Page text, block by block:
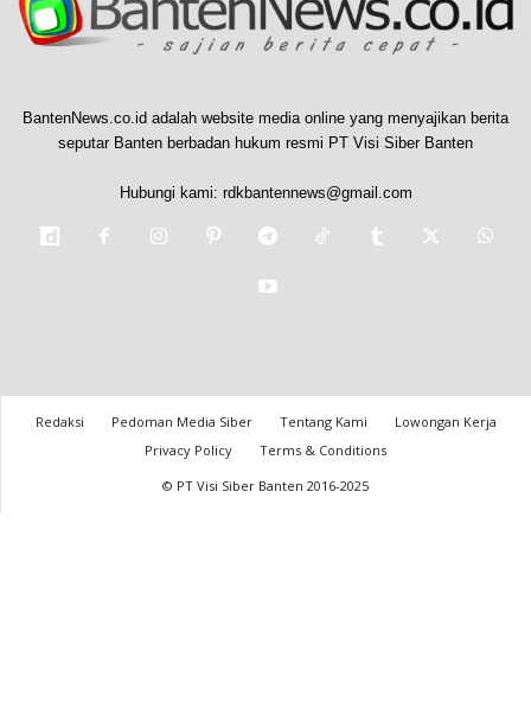
BantenNews.co.id adalah website media online yang menyajikan berita
seputar Banten berbadan hukum resmi PT Visi Siber Banten
Hubungi kami: rdkbantennews@gmail.com
Redaksi Pedoman Media Siber Tentang Kami
Lowongan Kerja
Privacy Policy
Terms & Conditions
© PT Visi Siber Banten 2016-2025